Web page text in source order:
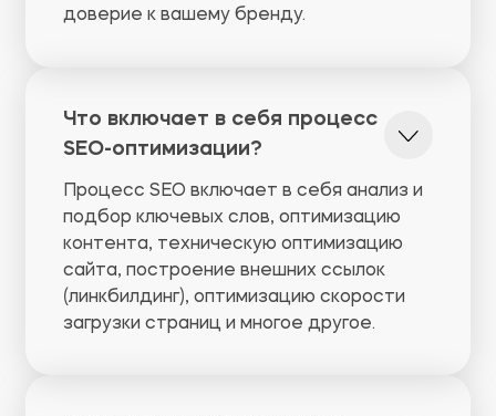
доверие к вашему бренду.
Что включает в себя процесс
SEO-оптимизации?
Процесс SEO включает в себя анализ и
подбор ключевых слов, оптимизацию
контента, техническую оптимизацию
сайта, построение внешних ссылок
(линкбилдинг), оптимизацию скорости
загрузки страниц и многое другое.